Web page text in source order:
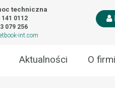
techniczna
141 0112
079 256
int.com
Aktualności O